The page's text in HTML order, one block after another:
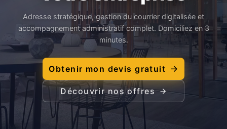
Adresse stratégique, gestion du courrier digitalisée et
accompagnement administratif complet. Domiciliez en 3
minutes.
Obtenir mon devis gratuit
Découvrir nos offres